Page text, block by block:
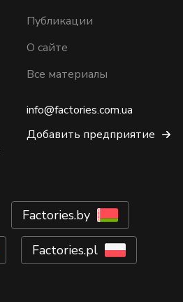
Публикации
О сайте
Все материалы
info@factories.com.ua
Добавить предприятие
Factories.by
Factories.pl